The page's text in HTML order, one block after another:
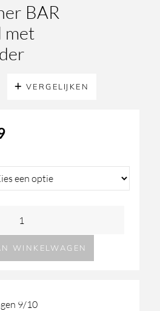
BAR
met
VERGELIJKEN
WINKELWAGEN
9/10